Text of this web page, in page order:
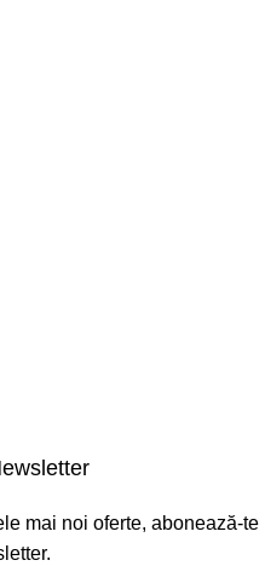
mai noi oferte, abonează-te